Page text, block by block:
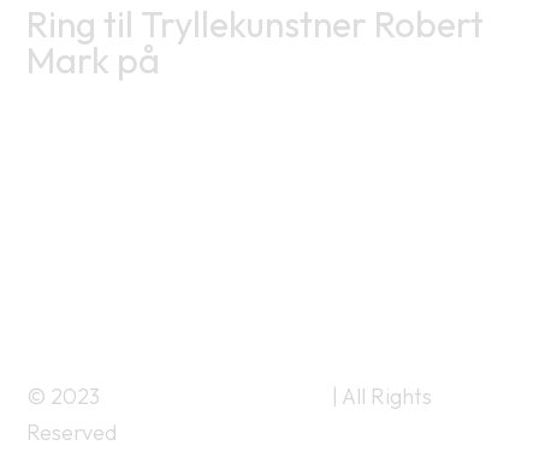
Ring til Tryllekunstner Robert
Mark på
© 2023
| All Rights
Reserved